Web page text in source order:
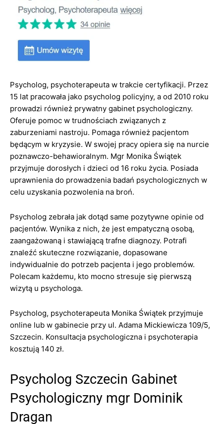
Psycholog, psychoterapeuta w trakcie certyfikacji. Przez
15 lat pracowała jako psycholog policyjny, a od 2010 roku
prowadzi również prywatny gabinet psychologiczny.
Oferuje pomoc w trudnościach związanych z
zaburzeniami nastroju. Pomaga również pacjentom
będącym w kryzysie. W swojej pracy opiera się na nurcie
poznawczo-behawioralnym. Mgr Monika Świątek
przyjmuje dorosłych i dzieci od 16 roku życia. Posiada
uprawnienia do prowadzenia badań psychologicznych w
celu uzyskania pozwolenia na broń.
Psycholog zebrała jak dotąd same pozytywne opinie od
pacjentów. Wynika z nich, że jest empatyczną osobą,
zaangażowaną i stawiającą trafne diagnozy. Potrafi
znaleźć skuteczne rozwiązanie, dopasowane
indywidualnie do potrzeb pacjenta i jego problemów.
Polecam każdemu, kto mocno stresuje się pierwszą
wizytą u psychologa.
Psycholog, psychoterapeuta Monika Świątek przyjmuje
online lub w gabinecie przy ul. Adama Mickiewicza 109/5,
Szczecin. Konsultacja psychologiczna i psychoterapia
kosztują 140 zł.
Psycholog Szczecin Gabinet
Psychologiczny mgr Dominik
Dragan